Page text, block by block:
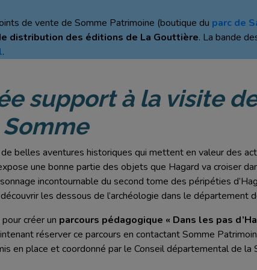
de vente de Somme Patrimoine (boutique du parc de
distribution des éditions de La Gouttière. La bande
.
support à la visite
belles aventures historiques qui mettent en valeur des
une bonne partie des objets que Hagard va croiser
incontournable du second tome des péripéties
les dessous de l’archéologie dans le département
créer un parcours pédagogique « Dans les pas
réserver ce parcours en contactant Somme
en place et coordonné par le Conseil départemental de la